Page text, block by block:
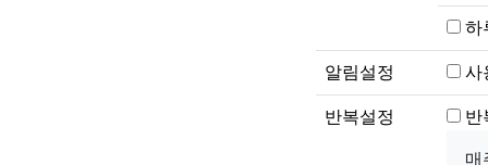
하
알림설정 사
반복설정